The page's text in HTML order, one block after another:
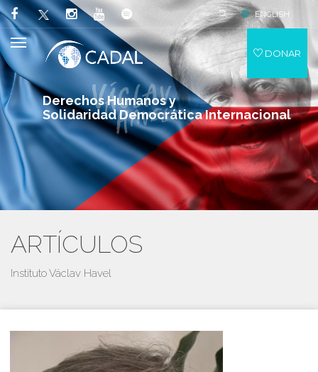
Derechos Humanos y
Solidaridad Democrática Internacional
ENGLISH
DONAR
ARTÍCULOS
Instituto Václav Havel